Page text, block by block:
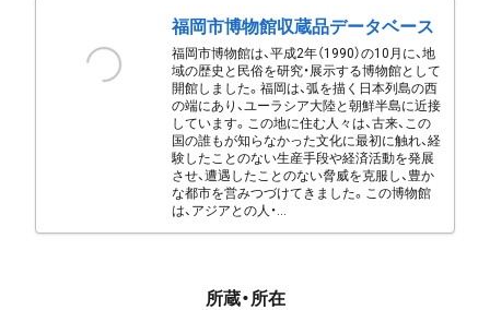
福岡市博物館収蔵品データベース
福岡市博物館は、平成2年（1990）の10月に、地
域の歴史と民俗を研究・展示する博物館として
開館しました。福岡は、弧を描く日本列島の西
の端にあり、ユーラシア大陸と朝鮮半島に近接
しています。この地に住む人々は、古来、この
国の誰もが知らなかった文化に最初に触れ、経
験したことのない生産手段や経済活動を発展
させ、遭遇したことのない脅威を克服し、豊か
な都市を営みつづけてきました。この博物館
は、アジアとの人・...
所蔵・所在